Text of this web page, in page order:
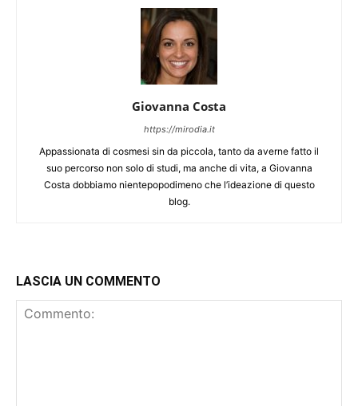
Giovanna Costa
https://mirodia.it
Appassionata di cosmesi sin da piccola, tanto da averne fatto il
suo percorso non solo di studi, ma anche di vita, a Giovanna
Costa dobbiamo nientepopodimeno che l’ideazione di questo
blog.
LASCIA UN COMMENTO